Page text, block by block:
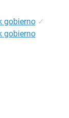
gobierno ✓
gobierno